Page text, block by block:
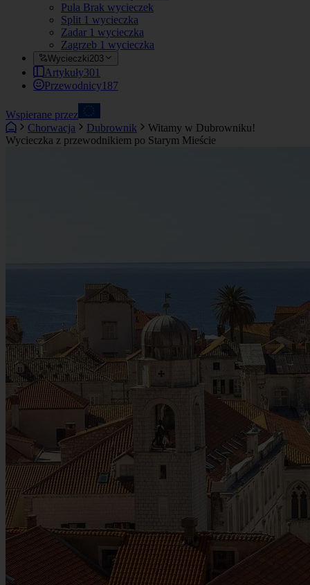
Pula Brak wycieczek
Split 1 wycieczka
Zadar 1 wycieczka
Zagrzeb 1 wycieczka
Wycieczki203
Artykuły301
Przewodnicy187
Wspierane przez
Chorwacja
Dubrownik
Witamy w Dubrowniku!
Wycieczka z przewodnikiem po Starym Mieście